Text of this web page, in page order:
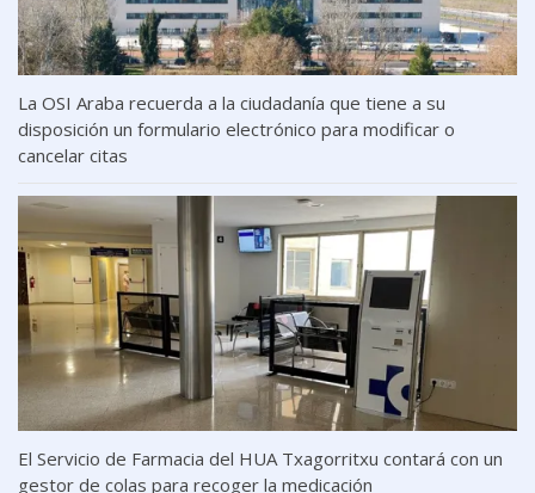
La OSI Araba recuerda a la ciudadanía que tiene a su
disposición un formulario electrónico para modificar o
cancelar citas
El Servicio de Farmacia del HUA Txagorritxu contará con un
gestor de colas para recoger la medicación